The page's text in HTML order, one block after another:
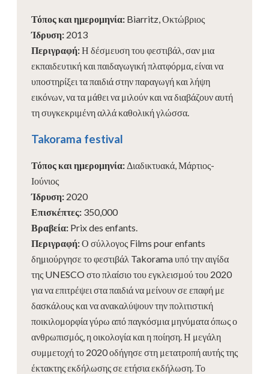
Τόπος και ημερομηνία: Biarritz, Οκτώβριος
Ίδρυση: 2013
Περιγραφή:Η δέσμευση του φεστιβάλ, σαν μια
εκπαιδευτική και παιδαγωγική πλατφόρμα, είναι να
υποστηρίξει τα παιδιά στην παραγωγή και λήψη
εικόνων, να τα μάθει να μιλούν και να διαβάζουν αυτή
τη συγκεκριμένη αλλά καθολική γλώσσα.
Takorama festival
Τόπος και ημερομηνία: Διαδικτυακά, Μάρτιος-
Ιούνιος
Ίδρυση: 2020
Επισκέπτες: 350,000
Βραβεία: Prix des enfants.
Περιγραφή:Ο σύλλογος Films pour enfants
δημιούργησε το φεστιβάλ Takorama υπό την αιγίδα
της UNESCO στο πλαίσιο του εγκλεισμού του 2020
για να επιτρέψει στα παιδιά να μείνουν σε επαφή με
δασκάλους και να ανακαλύψουν την πολιτιστική
ποικιλομορφία γύρω από παγκόσμια μηνύματα όπως ο
ανθρωπισμός, η οικολογία και η ποίηση. Η μεγάλη
συμμετοχή το 2020 οδήγησε στη μετατροπή αυτής της
έκτακτης εκδήλωσης σε ετήσια εκδήλωση. Το